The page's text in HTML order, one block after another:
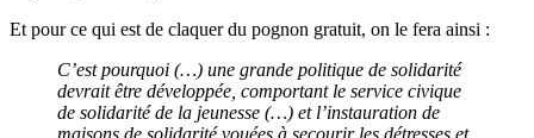
Et pour ce qui est de claquer du pognon gratuit, on le fera ainsi :
C’est pourquoi (…) une grande politique de solidarité
devrait être développée, comportant le service civique
de solidarité de la jeunesse (…) et l’instauration de
maisons de solidarité vouées à secourir les détresses et